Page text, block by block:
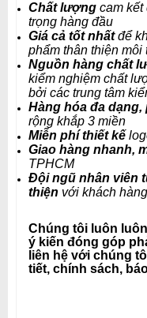
Chất lượng cam kết
trọng hàng đầu
Giá cả tốt nhấtđể
phẩm thân thiện môi
Nguồn hàng chất
kiểm nghiệm chất
bởi các trung tâm
Hàng hóa đa
rộng khắp 3 miền
Miễn phí thiết kế
Giao hàng nhanh,
TPHCM
Đội ngũ nhân viên
thiện với khách hàng
Chúng tôi luôn
ý kiến đóng góp
liên hệ với chúng
tiết, chính sách,